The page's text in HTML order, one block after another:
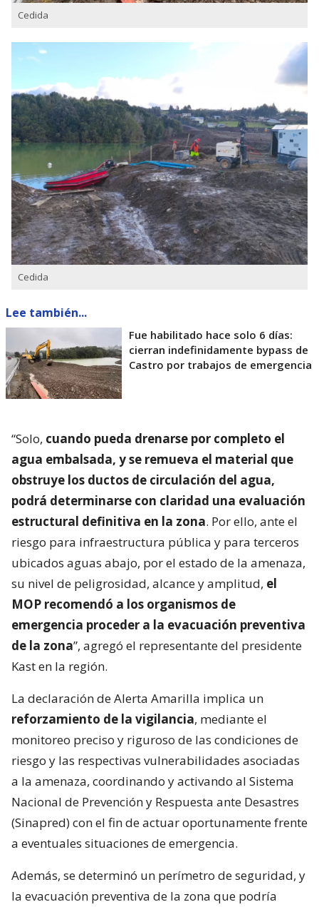
Cedida
Cedida
Lee también...
Fue habilitado hace solo 6 días:
cierran indefinidamente bypass de
Castro por trabajos de emergencia
“Solo, cuando pueda drenarse por completo el
agua embalsada, y se remueva el material que
obstruye los ductos de circulación del agua,
podrá determinarse con claridad una evaluación
estructural definitiva en la zona. Por ello, ante el
riesgo para infraestructura pública y para terceros
ubicados aguas abajo, por el estado de la amenaza,
su nivel de peligrosidad, alcance y amplitud, el
MOP recomendó a los organismos de
emergencia proceder a la evacuación preventiva
de la zona”, agregó el representante del presidente
Kast en la región.
La declaración de Alerta Amarilla implica un
reforzamiento de la vigilancia, mediante el
monitoreo preciso y riguroso de las condiciones de
riesgo y las respectivas vulnerabilidades asociadas
a la amenaza, coordinando y activando al Sistema
Nacional de Prevención y Respuesta ante Desastres
(Sinapred) con el fin de actuar oportunamente frente
a eventuales situaciones de emergencia.
Además, se determinó un perímetro de seguridad, y
la evacuación preventiva de la zona que podría